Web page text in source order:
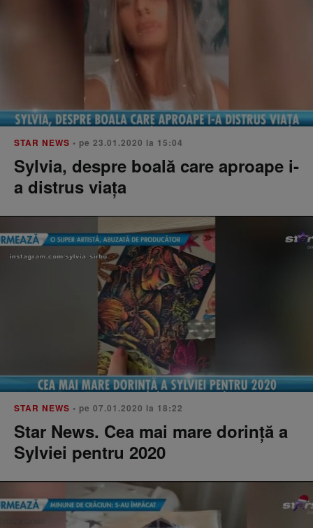
STAR NEWS • pe 23.01.2020 la 15:04
Sylvia, despre boală care aproape i-
a distrus viața
STAR NEWS • pe 07.01.2020 la 18:22
Star News. Cea mai mare dorință a
Sylviei pentru 2020